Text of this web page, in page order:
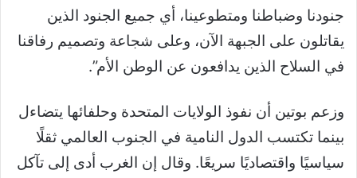
جنودنا وضباطنا ومتطوعينا، أي جميع الجنود الذين
يقاتلون على الجبهة الآن، وعلى شجاعة وتصميم رفاقنا
في السلاح الذين يدافعون عن الوطن الأم”.
وزعم بوتين أن نفوذ الولايات المتحدة وحلفائها يتضاءل
بينما تكتسب الدول النامية في الجنوب العالمي ثقلًا
سياسيًا واقتصاديًا سريعًا. وقال إن الغرب أدى إلى تآكل